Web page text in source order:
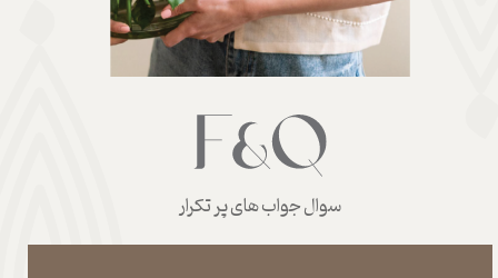
سوال جواب های پر تکرار